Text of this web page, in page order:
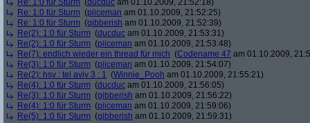
Re: 1:0 für Sturm (ducduc am 01.10.2009, 21:52:18)
Re: 1:0 für Sturm (piiceman am 01.10.2009, 21:52:25)
Re: 1:0 für Sturm (gibberish am 01.10.2009, 21:52:39)
Re(2): 1:0 für Sturm (ducduc am 01.10.2009, 21:53:31)
Re(2): 1:0 für Sturm (piiceman am 01.10.2009, 21:53:48)
Re(7): endlich wieder ein thread für mich (Codename 47 am 01.10.2009,
Re(3): 1:0 für Sturm (piiceman am 01.10.2009, 21:54:07)
Re(2): hsv : tel aviv 3 : 1 (Winnie_Pooh am 01.10.2009, 21:55:21)
Re(4): 1:0 für Sturm (ducduc am 01.10.2009, 21:56:05)
Re(3): 1:0 für Sturm (gibberish am 01.10.2009, 21:56:22)
Re(4): 1:0 für Sturm (piiceman am 01.10.2009, 21:59:06)
Re(5): 1:0 für Sturm (gibberish am 01.10.2009, 21:59:31)